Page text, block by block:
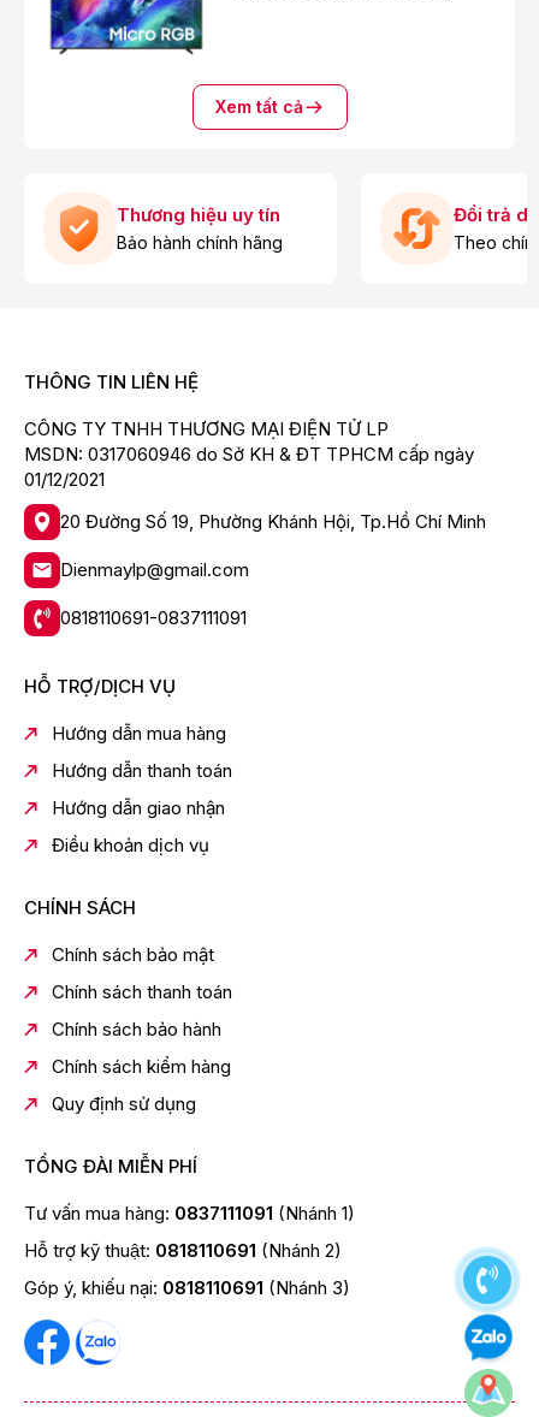
Xem tất cả
Thương hiệu uy tín
Bảo hành chính hãng
Đổi trả
Theo
THÔNG TIN LIÊN HỆ
CÔNG TY TNHH THƯƠNG MẠI ĐIỆN TỬ LP
MSDN: 0317060946 do Sở KH & ĐT TPHCM cấp ngày
01/12/2021
20 Đường Số 19, Phường Khánh Hội, Tp.Hồ Chí Minh
Dienmaylp@gmail.com
0818110691-0837111091
HỖ TRỢ/DỊCH VỤ
Hướng dẫn mua hàng
Hướng dẫn thanh toán
Hướng dẫn giao nhận
Điều khoản dịch vụ
CHÍNH SÁCH
Chính sách bảo mật
Chính sách thanh toán
Chính sách bảo hành
Chính sách kiểm hàng
Quy định sử dụng
TỔNG ĐÀI MIỄN PHÍ
Tư vấn mua hàng: 0837111091 (Nhánh 1)
Hỗ trợ kỹ thuật: 0818110691 (Nhánh 2)
Góp ý, khiếu nại: 0818110691 (Nhánh 3)